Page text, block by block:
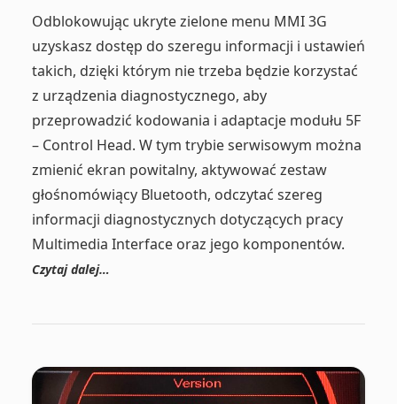
Odblokowując ukryte zielone menu MMI 3G
uzyskasz dostęp do szeregu informacji i ustawień
takich, dzięki którym nie trzeba będzie korzystać
z urządzenia diagnostycznego, aby
przeprowadzić kodowania i adaptacje modułu 5F
– Control Head. W tym trybie serwisowym można
zmienić ekran powitalny, aktywować zestaw
głośnomówiący Bluetooth, odczytać szereg
informacji diagnostycznych dotyczących pracy
Multimedia Interface oraz jego komponentów.
Czytaj dalej…